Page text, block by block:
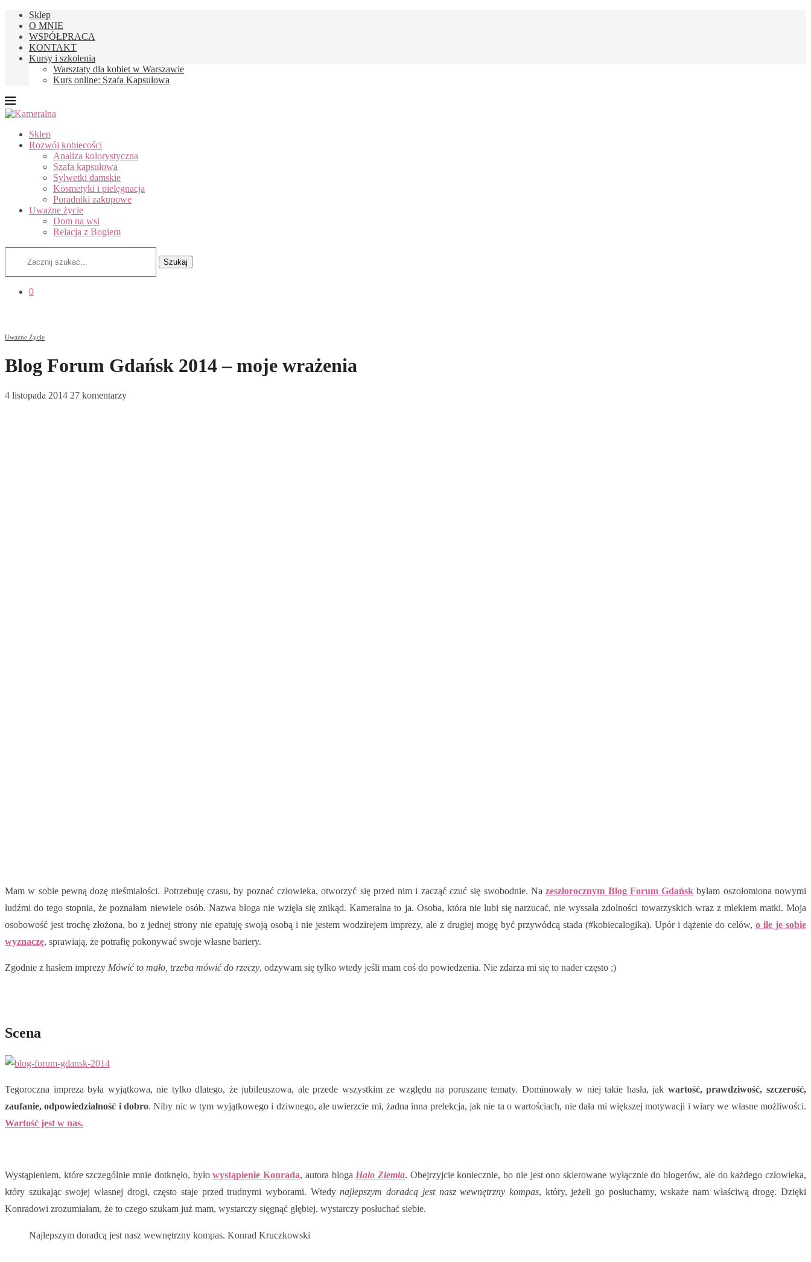
Sklep
O MNIE
WSPÓŁPRACA
KONTAKT
Kursy i szkolenia
Warsztaty dla kobiet w Warszawie
Kurs online: Szafa Kapsułowa
Sklep
Rozwój kobiecości
Analiza kolorystyczna
Szafa kapsułowa
Sylwetki damskie
Kosmetyki i pielęgnacja
Poradniki zakupowe
Uważne życie
Dom na wsi
Relacja z Bogiem
Szukaj
0
Uważne Życie
Blog Forum Gdańsk 2014 – moje wrażenia
4 listopada 2014 27 komentarzy
Mam w sobie pewną dozę nieśmiałości. Potrzebuję czasu, by poznać człowieka, otworzyć się przed nim i zacząć czuć się swobodnie. Nazeszłorocznym Blog Forum Gdańsk byłam oszołomiona nowymi
ludźmi do tego stopnia, że poznałam niewiele osób. Nazwa bloga nie wzięła się znikąd. Kameralna to ja. Osoba, która nie lubi się narzucać, nie wyssała zdolności towarzyskich wraz z mlekiem matki. Moja
osobowość jest trochę złożona, bo z jednej strony nie epatuję swoją osobą i nie jestem wodzirejem imprezy, ale z drugiej mogę być przywódcą stada (#kobiecalogika). Upór i dążenie do celów, o ile je sobie
wyznaczę, sprawiają, że potrafię pokonywać swoje własne bariery.
Zgodnie z hasłem imprezy Mówić to mało, trzeba mówić do rzeczy, odzywam się tylko wtedy jeśli mam coś do powiedzenia. Nie zdarza mi się to nader często ;)
Scena
Tegoroczna impreza była wyjątkowa, nie tylko dlatego, że jubileuszowa, ale przede wszystkim ze względu na poruszane tematy. Dominowały w niej takie hasła, jak wartość, prawdziwość, szczerość,
zaufanie, odpowiedzialność i dobro. Niby nic w tym wyjątkowego i dziwnego, ale uwierzcie mi, żadna inna prelekcja, jak nie ta o wartościach, nie dała mi większej motywacji i wiary we własne możliwości.
Wartość jest w nas.
Wystąpieniem, które szczególnie mnie dotknęło, byłowystąpienie Konrada, autora bloga Halo Ziemia. Obejrzyjcie koniecznie, bo nie jest ono skierowane wyłącznie do blogerów, ale do każdego człowieka,
który szukając swojej własnej drogi, często staje przed trudnymi wyborami. Wtedynajlepszym doradcą jest nasz wewnętrzny kompas, który, jeżeli go posłuchamy, wskaże nam właściwą drogę. Dzięki
Konradowi zrozumiałam, że to czego szukam już mam, wystarczy sięgnąć głębiej, wystarczy posłuchać siebie.
Najlepszym doradcą jest nasz wewnętrzny kompas. Konrad Kruczkowski